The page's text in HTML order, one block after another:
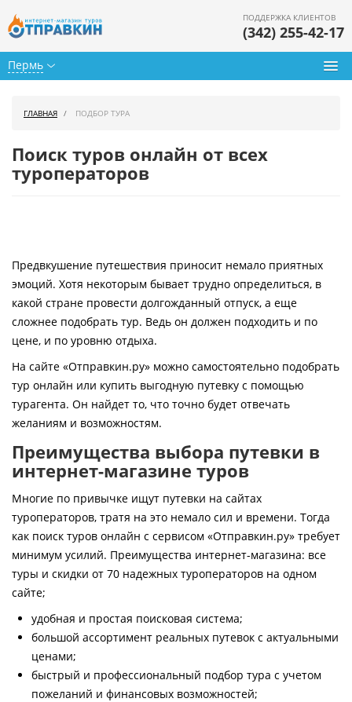
Пермь
ПОДДЕРЖКА КЛИЕНТОВ
(342) 255-42-17
Горящие туры
Страны
Как купить
Контакты
ГЛАВНАЯ ПОДБОР ТУРА
Поиск туров онлайн от всех
туроператоров
Предвкушение путешествия приносит немало приятных
эмоций. Хотя некоторым бывает трудно определиться, в
какой стране провести долгожданный отпуск, а еще
сложнее подобрать тур. Ведь он должен подходить и по
цене, и по уровню отдыха.
На сайте «Отправкин.ру» можно самостоятельно подобрать
тур онлайн или купить выгодную путевку с помощью
турагента. Он найдет то, что точно будет отвечать
желаниям и возможностям.
Преимущества выбора путевки в
интернет-магазине туров
Многие по привычке ищут путевки на сайтах
туроператоров, тратя на это немало сил и времени. Тогда
как поиск туров онлайн с сервисом «Отправкин.ру» требует
минимум усилий. Преимущества интернет-магазина: все
туры и скидки от 70 надежных туроператоров на одном
сайте;
удобная и простая поисковая система;
большой ассортимент реальных путевок с актуальными
ценами;
быстрый и профессиональный подбор тура с учетом
пожеланий и финансовых возможностей;